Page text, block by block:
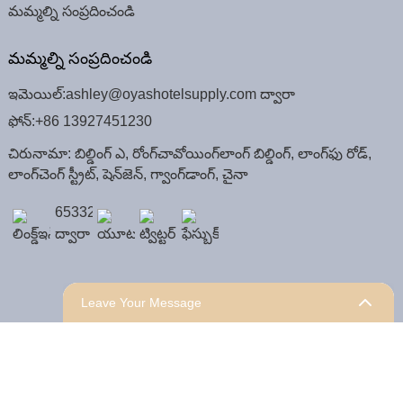
మమ్మల్ని సంప్రదించండి
మమ్మల్ని సంప్రదించండి
ఇమెయిల్:ashley@oyashotelsupply.com ద్వారా
ఫోన్:+86 13927451230
చిరునామా: బిల్డింగ్ ఎ, రోంగ్‌చావోయింగ్‌లాంగ్ బిల్డింగ్, లాంగ్‌ఫు రోడ్,
లాంగ్‌చెంగ్ స్ట్రీట్, షెన్‌జెన్, గ్వాంగ్‌డాంగ్, చైనా
Leave Your Message